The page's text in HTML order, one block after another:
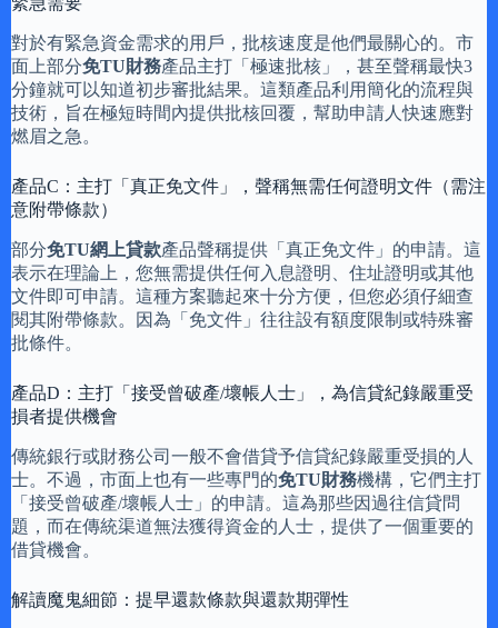
對於有緊急資金需求的用戶，批核速度是他們最關心的。市
面上部分免TU財務產品主打「極速批核」，甚至聲稱最快3
分鐘就可以知道初步審批結果。這類產品利用簡化的流程與
技術，旨在極短時間內提供批核回覆，幫助申請人快速應對
燃眉之急。
產品C：主打「真正免文件」，聲稱無需任何證明文件（需注
意附帶條款）
部分免TU網上貸款產品聲稱提供「真正免文件」的申請。這
表示在理論上，您無需提供任何入息證明、住址證明或其他
文件即可申請。這種方案聽起來十分方便，但您必須仔細查
閱其附帶條款。因為「免文件」往往設有額度限制或特殊審
批條件。
產品D：主打「接受曾破產/壞帳人士」，為信貸紀錄嚴重受
損者提供機會
傳統銀行或財務公司一般不會借貸予信貸紀錄嚴重受損的人
士。不過，市面上也有一些專門的免TU財務機構，它們主打
「接受曾破產/壞帳人士」的申請。這為那些因過往信貸問
題，而在傳統渠道無法獲得資金的人士，提供了一個重要的
借貸機會。
解讀魔鬼細節：提早還款條款與還款期彈性